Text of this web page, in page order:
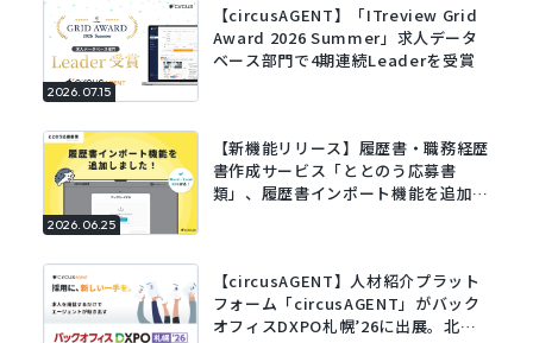
2026.07.15
【circusAGENT】「ITreview Grid
Award 2026 Summer」求人データ
ベース部門で4期連続Leaderを受賞
2026.06.25
【新機能リリース】履歴書・職務経歴
書作成サービス「ととのう応募書
類」、履歴書インポート機能を追加。
【circusAGENT】人材紹介プラット
フォーム「circusAGENT」がバック
オフィスDXPO札幌’26に出展。北海